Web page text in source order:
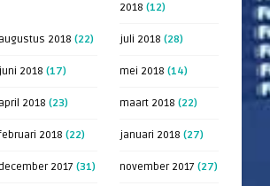
2018 (12)
augustus 2018 (22) juli 2018 (28)
juni 2018 (17) mei 2018 (14)
april 2018 (23) maart 2018 (22)
2018 (22) januari 2018 (27)
december 2017 (31) november 2017 (27)